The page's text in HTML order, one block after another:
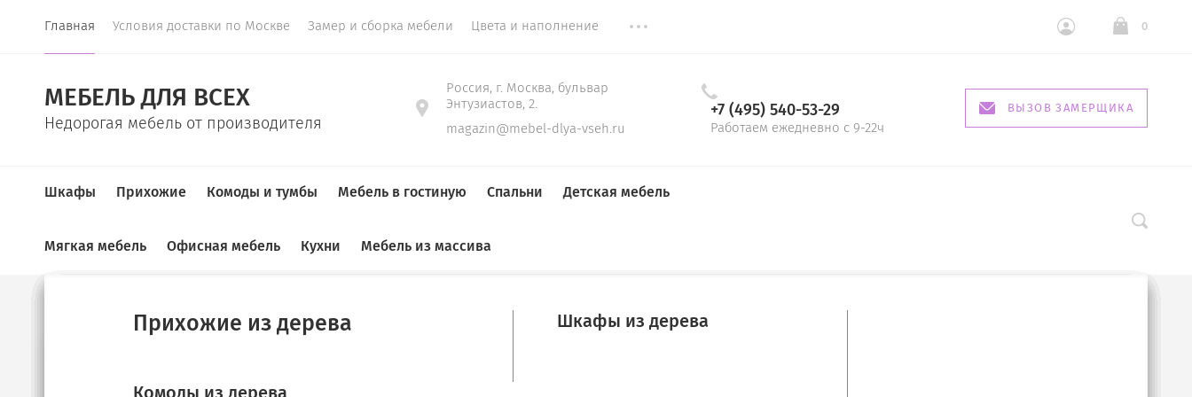
Главная Условия доставки по Москве Замер и сборка мебели Цвета и наполнение 0
МЕБЕЛЬ ДЛЯ ВСЕХ
Недорогая мебель от производителя
Россия, г. Москва, бульвар
Энтузиастов, 2.
magazin@mebel-dlya-vseh.ru
+7 (495) 540-53-29
Работаем ежедневно с 9-22ч
ВЫЗОВ ЗАМЕРЩИКА
Шкафы
Купе Гардеробные
Прихожие
Прихожие До 1,5 м
Угловые прихожие
Комоды и тумбы
Комоды Тумбы для обуви
Тумбы под ТВ
Мебель в гостиную
ТВ-тумбы Стенки
Шкафы для книг
Спальни
Спальные гарнитуры Кровати
Детская мебель
Детские Кровати в детскую
Диваны в детскую
Мягкая мебель
Детские диваны Прямые диваны
Угловые диваны
Офисная мебель
Шкафы для документов Столы
Кухни
Кухонные гарнитуры Столы на кухню
Диваны на кухню
Мебель из массива
Прихожие из дерева Шкафы из дерева
Комоды из дерева